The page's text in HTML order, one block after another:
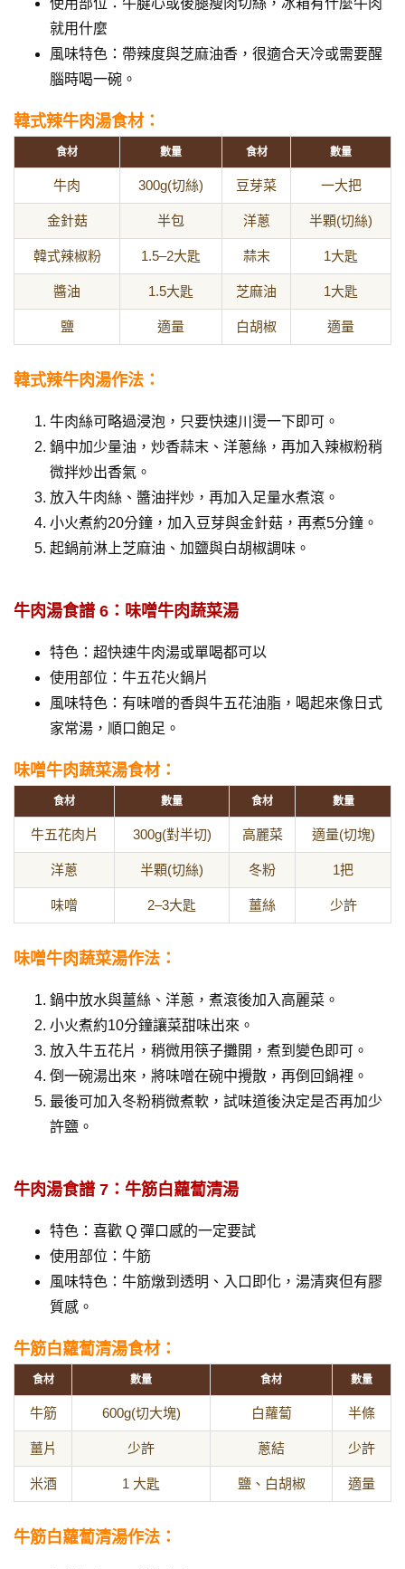
就用什麼
風味特色：帶辣度與芝麻油香，很適合天冷或需要醒
腦時喝一碗。
韓式辣牛肉湯食材：
食材 數量 食材 數量
牛肉 300g(切絲) 豆芽菜 一大把
金針菇 半包 洋蔥 半顆(切絲)
韓式辣椒粉 1.5–2大匙 蒜末 1大匙
醬油 1.5大匙 芝麻油 1大匙
鹽 適量 白胡椒 適量
韓式辣牛肉湯作法：
牛肉絲可略過浸泡，只要快速川燙一下即可。
鍋中加少量油，炒香蒜末、洋蔥絲，再加入辣椒粉稍
微拌炒出香氣。
放入牛肉絲、醬油拌炒，再加入足量水煮滾。
小火煮約20分鐘，加入豆芽與金針菇，再煮5分鐘。
起鍋前淋上芝麻油、加鹽與白胡椒調味。
牛肉湯食譜 6：味噌牛肉蔬菜湯
特色：超快速牛肉湯或單喝都可以
使用部位：牛五花火鍋片
風味特色：有味噌的香與牛五花油脂，喝起來像日式
家常湯，順口飽足。
味噌牛肉蔬菜湯食材：
食材 數量 食材 數量
牛五花肉片 300g(對半切) 高麗菜 適量(切塊)
洋蔥 半顆(切絲) 冬粉 1把
味噌 2–3大匙 薑絲 少許
味噌牛肉蔬菜湯作法：
鍋中放水與薑絲、洋蔥，煮滾後加入高麗菜。
小火煮約10分鐘讓菜甜味出來。
放入牛五花片，稍微用筷子攤開，煮到變色即可。
倒一碗湯出來，將味噌在碗中攪散，再倒回鍋裡。
最後可加入冬粉稍微煮軟，試味道後決定是否再加少
許鹽。
牛肉湯食譜 7：牛筋白蘿蔔清湯
特色：喜歡 Q 彈口感的一定要試
使用部位：牛筋
風味特色：牛筋燉到透明、入口即化，湯清爽但有膠
質感。
牛筋白蘿蔔清湯食材：
食材 數量 食材 數量
牛筋 600g(切大塊) 白蘿蔔 半條
薑片 少許 蔥結 少許
米酒 1 大匙 鹽、白胡椒 適量
牛筋白蘿蔔清湯作法：